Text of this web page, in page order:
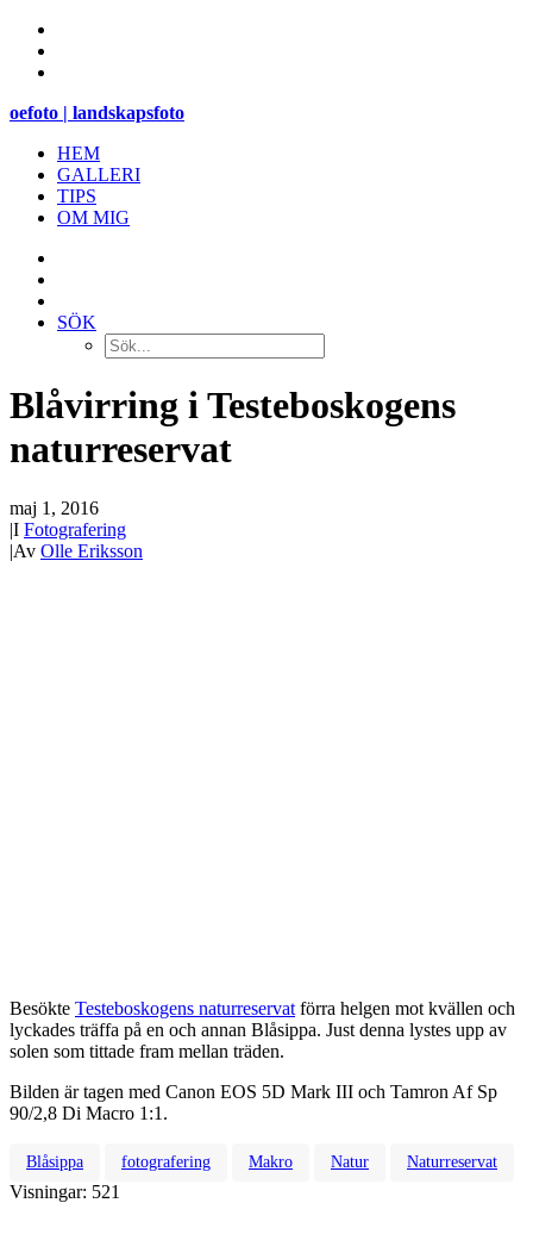
oefoto | landskapsfoto
HEM
GALLERI
TIPS
OM MIG
SÖK
Blåvirring i Testeboskogens
naturreservat
maj 1, 2016
|I Fotografering
|Av Olle Eriksson
Besökte Testeboskogens naturreservatförra helgen mot kvällen och
lyckades träffa på en och annan Blåsippa. Just denna lystes upp av
solen som tittade fram mellan träden.
Bilden är tagen med Canon EOS 5D Mark III och Tamron Af Sp
90/2,8 Di Macro 1:1.
Blåsippa fotografering Makro Natur Naturreservat
Visningar: 521